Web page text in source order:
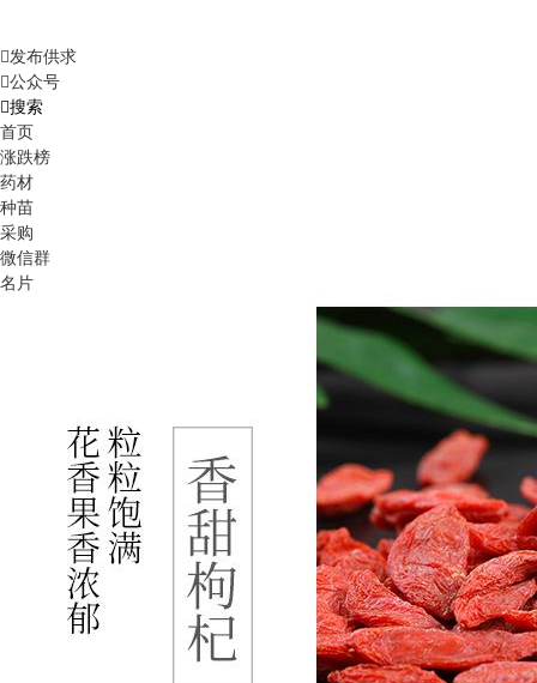
发布供求
公众号
搜索
首页
涨跌榜
药材
种苗
采购
微信群
名片